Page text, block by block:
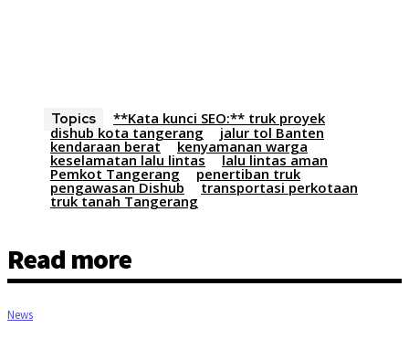
Topics
**Kata kunci SEO:** truk proyek
dishub kota tangerang
jalur tol Banten
kendaraan berat kenyamanan warga
keselamatan lalu lintas lalu lintas aman
Pemkot Tangerang penertiban truk
pengawasan Dishub transportasi perkotaan
truk tanah Tangerang
Read more
News